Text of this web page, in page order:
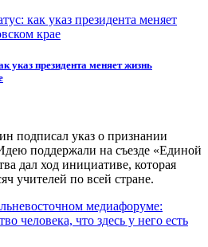
указ президента меняет жизнь
подписал указ о признании
поддержали на съезде «Единой
дал ход инициативе, которая
учителей по всей стране.